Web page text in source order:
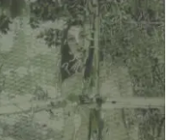
– Annie verte